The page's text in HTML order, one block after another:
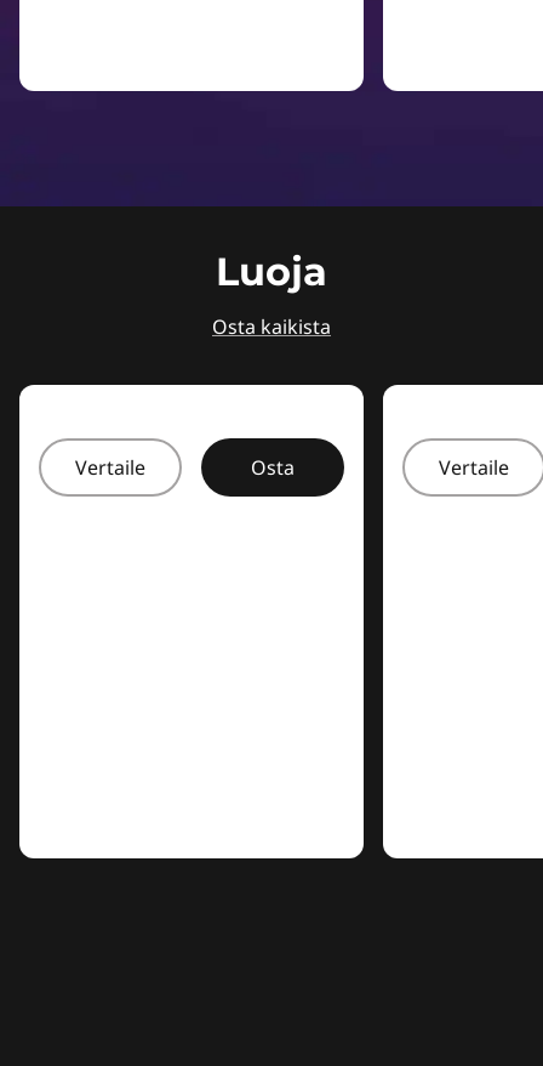
Luoja
Osta kaikista
Vertaile Osta Vertaile